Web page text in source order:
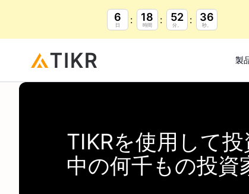
6
日
18
時間
52
分。
35
秒。
製
TIKRを使用して
中の何千もの投資